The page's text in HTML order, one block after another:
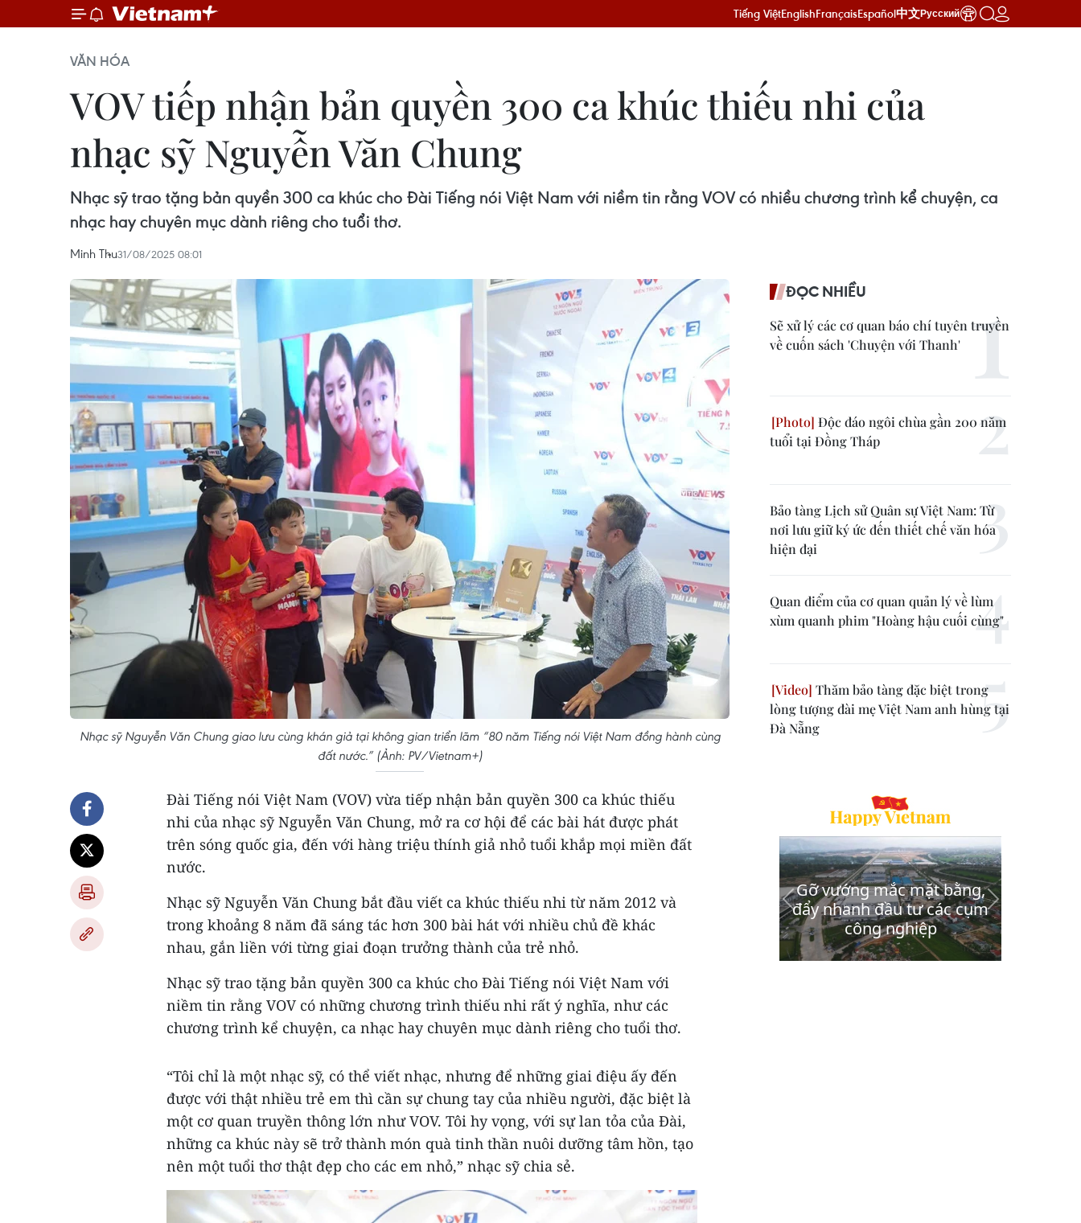
Tiếng ViệtEnglishFrançaisEspañol中文Русский
VĂN HÓA
VOV tiếp nhận bản quyền 300 ca khúc thiếu nhi của
nhạc sỹ Nguyễn Văn Chung
Nhạc sỹ trao tặng bản quyền 300 ca khúc cho Đài Tiếng nói Việt Nam với niềm tin rằng VOV có nhiều chương trình kể chuyện, ca
nhạc hay chuyên mục dành riêng cho tuổi thơ.
Minh Thu31/08/2025 08:01
Nhạc sỹ Nguyễn Văn Chung giao lưu cùng khán giả tại không gian triển lãm “80 năm Tiếng nói Việt Nam đồng hành cùng
đất nước.” (Ảnh: PV/Vietnam+)
Đài Tiếng nói Việt Nam (VOV) vừa tiếp nhận bản quyền 300 ca khúc thiếu
nhi của nhạc sỹ Nguyễn Văn Chung, mở ra cơ hội để các bài hát được phát
trên sóng quốc gia, đến với hàng triệu thính giả nhỏ tuổi khắp mọi miền đất
nước.
Nhạc sỹ Nguyễn Văn Chung bắt đầu viết ca khúc thiếu nhi từ năm 2012 và
trong khoảng 8 năm đã sáng tác hơn 300 bài hát với nhiều chủ đề khác
nhau, gắn liền với từng giai đoạn trưởng thành của trẻ nhỏ.
Nhạc sỹ trao tặng bản quyền 300 ca khúc cho Đài Tiếng nói Việt Nam với
niềm tin rằng VOV có những chương trình thiếu nhi rất ý nghĩa, như các
chương trình kể chuyện, ca nhạc hay chuyên mục dành riêng cho tuổi thơ.
“Tôi chỉ là một nhạc sỹ, có thể viết nhạc, nhưng để những giai điệu ấy đến
được với thật nhiều trẻ em thì cần sự chung tay của nhiều người, đặc biệt là
một cơ quan truyền thông lớn như VOV. Tôi hy vọng, với sự lan tỏa của Đài,
những ca khúc này sẽ trở thành món quà tinh thần nuôi dưỡng tâm hồn, tạo
nên một tuổi thơ thật đẹp cho các em nhỏ,” nhạc sỹ chia sẻ.
ĐỌC NHIỀU
Sẽ xử lý các cơ quan báo chí tuyên truyền
về cuốn sách 'Chuyện với Thanh'
Độc đáo ngôi chùa gần 200 năm
tuổi tại Đồng Tháp
Bảo tàng Lịch sử Quân sự Việt Nam: Từ
nơi lưu giữ ký ức đến thiết chế văn hóa
hiện đại
Quan điểm của cơ quan quản lý về lùm
xùm quanh phim "Hoàng hậu cuối cùng"
Thăm bảo tàng đặc biệt trong
lòng tượng đài mẹ Việt Nam anh hùng tại
Đà Nẵng